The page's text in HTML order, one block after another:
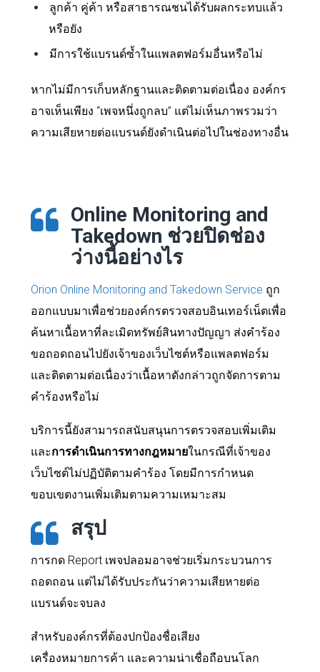
ลูกค้า คู่ค้า หรือสาธารณชนได้รับผลกระทบแล้ว
หรือยัง
มีการใช้แบรนด์ซ้ำในแพลตฟอร์มอื่นหรือไม่
หากไม่มีการเก็บหลักฐานและติดตามต่อเนื่อง องค์กร
อาจเห็นเพียง “เพจหนึ่งถูกลบ” แต่ไม่เห็นภาพรวมว่า
ความเสียหายต่อแบรนด์ยังดำเนินต่อไปในช่องทางอื่น
Online Monitoring and
Takedown ช่วยปิดช่อง
ว่างนี้อย่างไร
Orion Online Monitoring and Takedown Service ถูก
ออกแบบมาเพื่อช่วยองค์กรตรวจสอบอินเทอร์เน็ตเพื่อ
ค้นหาเนื้อหาที่ละเมิดทรัพย์สินทางปัญญา ส่งคำร้อง
ขอถอดถอนไปยังเจ้าของเว็บไซต์หรือแพลตฟอร์ม
และติดตามต่อเนื่องว่าเนื้อหาดังกล่าวถูกจัดการตาม
คำร้องหรือไม่
บริการนี้ยังสามารถสนับสนุนการตรวจสอบเพิ่มเติม
และการดำเนินการทางกฎหมายในกรณีที่เจ้าของ
เว็บไซต์ไม่ปฏิบัติตามคำร้อง โดยมีการกำหนด
ขอบเขตงานเพิ่มเติมตามความเหมาะสม
สรุป
การกด Report เพจปลอมอาจช่วยเริ่มกระบวนการ
ถอดถอน แต่ไม่ได้รับประกันว่าความเสียหายต่อ
แบรนด์จะจบลง
สำหรับองค์กรที่ต้องปกป้องชื่อเสียง
เครื่องหมายการค้า และความน่าเชื่อถือบนโลก